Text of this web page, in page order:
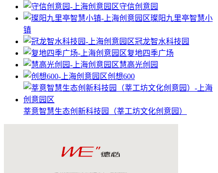
守信创意园
璨阳九里亭智慧小
镇
冠龙智水科技园
复地四季广场
慧高光创园
创想600
莘意智慧生态创新科技园（莘工坊文化创意园）